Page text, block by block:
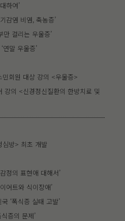
하여’
감염 비염, 축농증’
만 걸리는 우울증’
연말 우울증’
민회원 대상 강의 <우울증>
강의 <신경정신질환의 한방치료 및
심방> 최초 개발
정의 표현애 대해서’
어트와 식이장애’
‘폭식증 실태 고발’
증의 문제’